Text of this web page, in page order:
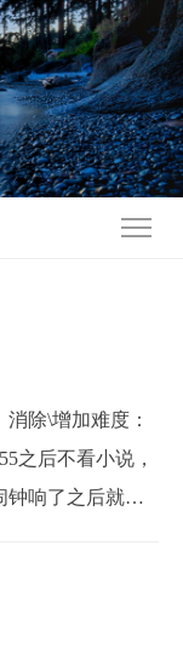
除\增加难度：
之后不看小说，
钟响了之后就要
以得到的利益或